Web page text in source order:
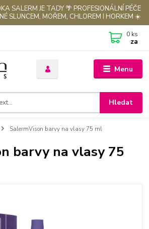
SALERM JE TADY 🌴 PROFESIONÁLNÍ PÉČE
SLUNCEM, MOŘEM, CHLOREM I HORKEM ☀️
Menu
Hledat
0 ks
za
SalermVison barvy na vlasy 75 ml
barvy na vlasy 75